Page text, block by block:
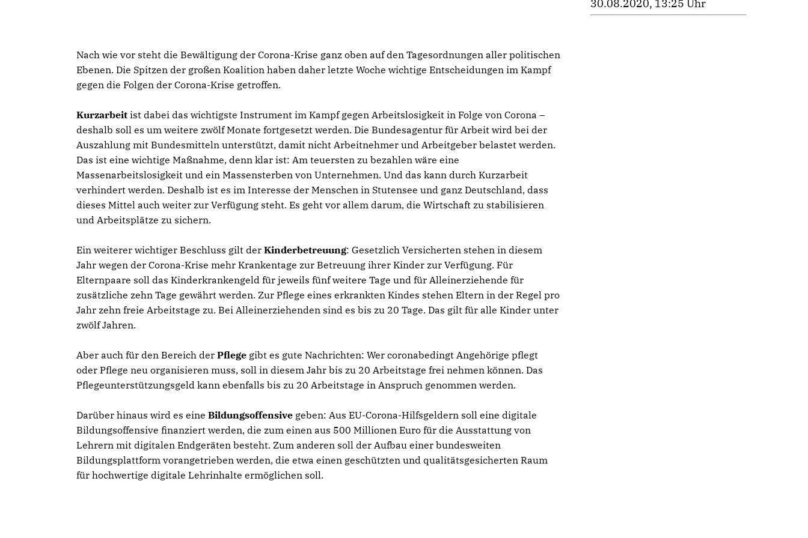
Nach wie vor steht die Bewältigung der Corona-Krise ganz oben auf den Tagesordnungen aller politischen
Ebenen. Die Spitzen der großen Koalition haben daher letzte Woche wichtige Entscheidungen im Kampf
gegen die Folgen der Corona-Krise getroffen.
Kurzarbeit ist dabei das wichtigste Instrument im Kampf gegen Arbeitslosigkeit in Folge von Corona –
deshalb soll es um weitere zwölf Monate fortgesetzt werden. Die Bundesagentur für Arbeit wird bei der
Auszahlung mit Bundesmitteln unterstützt, damit nicht Arbeitnehmer und Arbeitgeber belastet werden.
Das ist eine wichtige Maßnahme, denn klar ist: Am teuersten zu bezahlen wäre eine
Massenarbeitslosigkeit und ein Massensterben von Unternehmen. Und das kann durch Kurzarbeit
verhindert werden. Deshalb ist es im Interesse der Menschen in Stutensee und ganz Deutschland, dass
dieses Mittel auch weiter zur Verfügung steht. Es geht vor allem darum, die Wirtschaft zu stabilisieren
und Arbeitsplätze zu sichern.
Ein weiterer wichtiger Beschluss gilt der Kinderbetreuung: Gesetzlich Versicherten stehen in diesem
Jahr wegen der Corona-Krise mehr Krankentage zur Betreuung ihrer Kinder zur Verfügung. Für
Elternpaare soll das Kinderkrankengeld für jeweils fünf weitere Tage und für Alleinerziehende für
zusätzliche zehn Tage gewährt werden. Zur Pflege eines erkrankten Kindes stehen Eltern in der Regel pro
Jahr zehn freie Arbeitstage zu. Bei Alleinerziehenden sind es bis zu 20 Tage. Das gilt für alle Kinder unter
zwölf Jahren.
Aber auch für den Bereich der Pflege gibt es gute Nachrichten: Wer coronabedingt Angehörige pflegt
oder Pflege neu organisieren muss, soll in diesem Jahr bis zu 20 Arbeitstage frei nehmen können. Das
Pflegeunterstützungsgeld kann ebenfalls bis zu 20 Arbeitstage in Anspruch genommen werden.
Darüber hinaus wird es eine Bildungsoffensive geben: Aus EU-Corona-Hilfsgeldern soll eine digitale
Bildungsoffensive finanziert werden, die zum einen aus 500 Millionen Euro für die Ausstattung von
Lehrern mit digitalen Endgeräten besteht. Zum anderen soll der Aufbau einer bundesweiten
Bildungsplattform vorangetrieben werden, die etwa einen geschützten und qualitätsgesicherten Raum
für hochwertige digitale Lehrinhalte ermöglichen soll.
30.08.2020, 13:25 Uhr